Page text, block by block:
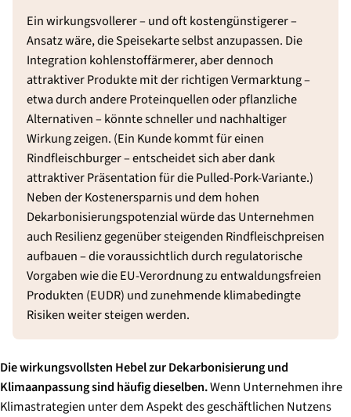
Ein wirkungsvollerer – und oft kostengünstigerer –
Ansatz wäre, die Speisekarte selbst anzupassen. Die
Integration kohlenstoffärmerer, aber dennoch
attraktiver Produkte mit der richtigen Vermarktung –
etwa durch andere Proteinquellen oder pflanzliche
Alternativen – könnte schneller und nachhaltiger
Wirkung zeigen. (Ein Kunde kommt für einen
Rindfleischburger – entscheidet sich aber dank
attraktiver Präsentation für die Pulled-Pork-Variante.)
Neben der Kostenersparnis und dem hohen
Dekarbonisierungspotenzial würde das Unternehmen
auch Resilienz gegenüber steigenden Rindfleischpreisen
aufbauen – die voraussichtlich durch regulatorische
Vorgaben wie die EU-Verordnung zu entwaldungsfreien
Produkten (EUDR) und zunehmende klimabedingte
Risiken weiter steigen werden.
Die wirkungsvollsten Hebel zur Dekarbonisierung und
Klimaanpassung sind häufig dieselben.Wenn Unternehmen ihre
Klimastrategien unter dem Aspekt des geschäftlichen Nutzens